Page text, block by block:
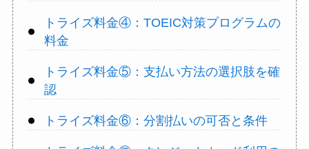
トライズ料金④：TOEIC対策プログラムの
料金
トライズ料金⑤：支払い方法の選択肢を確
認
トライズ料金⑥：分割払いの可否と条件